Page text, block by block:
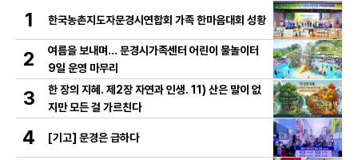
1 한국농촌지도자문경시연합회 가족 한마음대회 성황
2
여름을 보내며… 문경시가족센터 어린이 물놀이터
9일 운영 마무리
3
한 장의 지혜. 제2장 자연과 인생. 11) 산은 말이 없
지만 모든 걸 가르친다
4 [기고] 문경은 급하다